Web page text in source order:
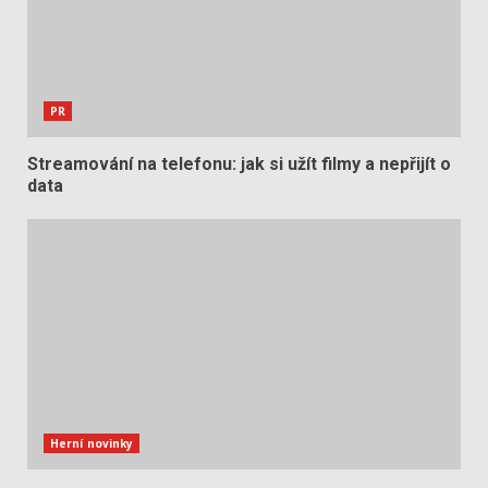
PR
Streamování na telefonu: jak si užít filmy a nepřijít o
data
Herní novinky